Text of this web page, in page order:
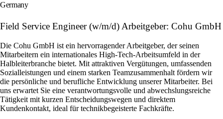
Germany
Field Service Engineer (w/m/d) Arbeitgeber: Cohu GmbH
Die Cohu GmbH ist ein hervorragender Arbeitgeber, der seinen
Mitarbeitern ein internationales High-Tech-Arbeitsumfeld in der
Halbleiterbranche bietet. Mit attraktiven Vergütungen, umfassenden
Sozialleistungen und einem starken Teamzusammenhalt fördern wir
die persönliche und berufliche Entwicklung unserer Mitarbeiter. Bei
uns erwartet Sie eine verantwortungsvolle und abwechslungsreiche
Tätigkeit mit kurzen Entscheidungswegen und direktem
Kundenkontakt, ideal für technikbegeisterte Fachkräfte.